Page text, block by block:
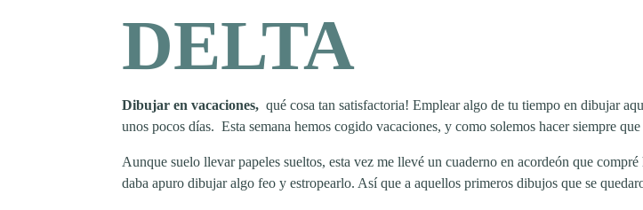
DELTA
Dibujar en vacaciones, qué cosa tan satisfactoria! Emplear algo de tu tiempo en dibujar
unos pocos días. Esta semana hemos cogido vacaciones, y como solemos hacer siempre
Aunque suelo llevar papeles sueltos, esta vez me llevé un cuaderno en acordeón que
daba apuro dibujar algo feo y estropearlo. Así que a aquellos primeros dibujos que se